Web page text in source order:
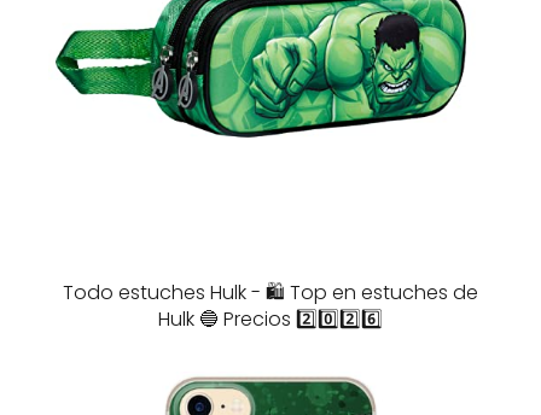
Todo estuches Hulk - 🛍️ Top en estuches de
Hulk 🔵 Precios 2️⃣0️⃣2️⃣6️⃣